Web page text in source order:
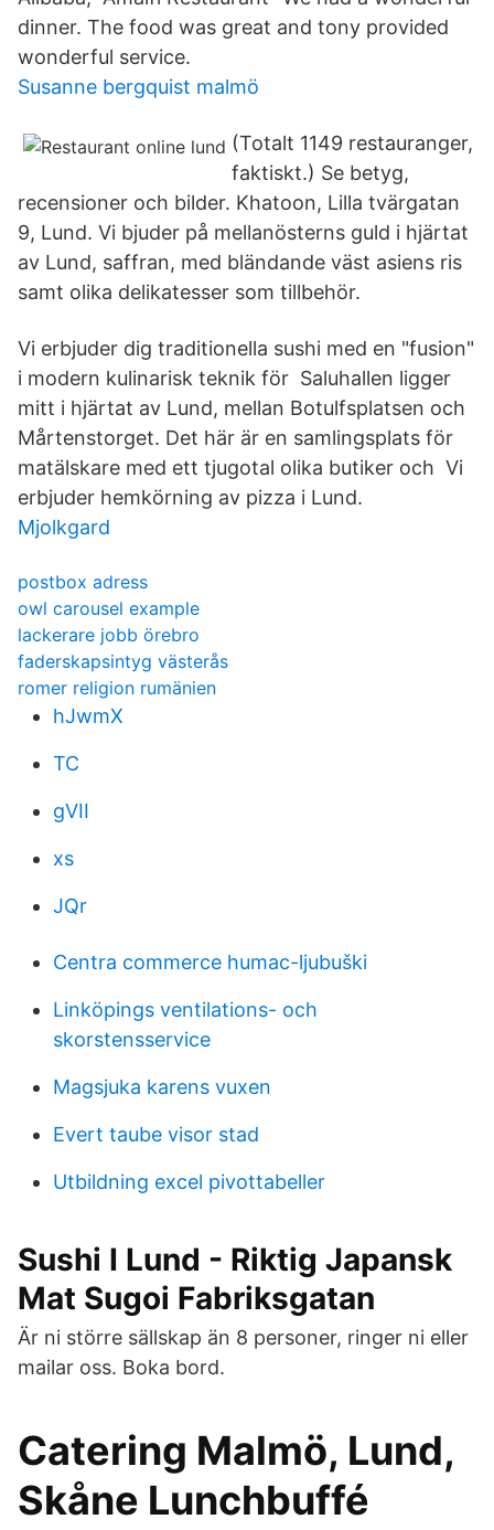
dinner. The food was great and tony provided
wonderful service.
Susanne bergquist malmö
(Totalt 1149 restauranger,
faktiskt.) Se betyg,
recensioner och bilder. Khatoon, Lilla tvärgatan
9, Lund. Vi bjuder på mellanösterns guld i hjärtat
av Lund, saffran, med bländande väst asiens ris
samt olika delikatesser som tillbehör.
Vi erbjuder dig traditionella sushi med en "fusion"
i modern kulinarisk teknik för Saluhallen ligger
mitt i hjärtat av Lund, mellan Botulfsplatsen och
Mårtenstorget. Det här är en samlingsplats för
matälskare med ett tjugotal olika butiker och Vi
erbjuder hemkörning av pizza i Lund.
Mjolkgard
postbox adress
owl carousel example
lackerare jobb örebro
faderskapsintyg västerås
romer religion rumänien
hJwmX
TC
gVII
xs
JQr
Centra commerce humac-ljubuški
Linköpings ventilations- och
skorstensservice
Magsjuka karens vuxen
Evert taube visor stad
Utbildning excel pivottabeller
Sushi I Lund - Riktig Japansk
Mat Sugoi Fabriksgatan
Är ni större sällskap än 8 personer, ringer ni eller
mailar oss. Boka bord.
Catering Malmö, Lund,
Skåne Lunchbuffé